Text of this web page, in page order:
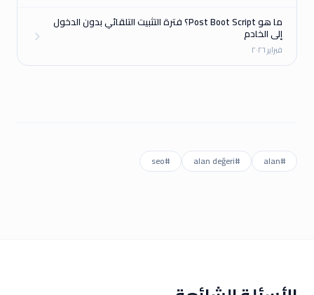
ما هو Post Boot Script؟ فترة التثبيت التلقائي بدون الدخول
إلى الخادم
فبراير ٢٠٢٦
#
alan
#
alan değeri
#
seo